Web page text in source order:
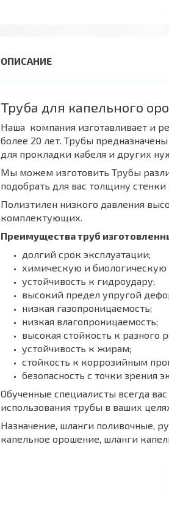
Труба для капельного
Наша компания изготавливает и
более 20 лет. Трубы
для прокладки кабеля и других
Мы можем изготовить Трубы
подобрать для вас толщину
Полиэтилен низкого давления
комплектующих.
Преимущества труб
долгий срок эксплуатации;
химическую и биологическую
устойчивость к гидроудару;
высокий предел упругой
низкая газопроницаемость;
низкая влагопроницаемость;
высокая стойкость к разного
устойчивость к жирам;
стойкость к коррозийным
безопасность с точки зрения
Обученные специалисты всегда
использования трубы в ваших
Назначение, шланги поливочные,
капельное орошение, шланги